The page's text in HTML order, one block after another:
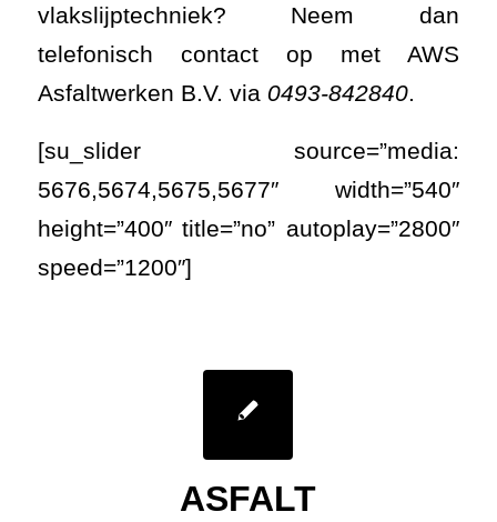
vlakslijptechniek? Neem dan
telefonisch contact op met AWS
Asfaltwerken B.V. via 0493-842840.
[su_slider source=”media:
5676,5674,5675,5677″ width=”540″
height=”400″ title=”no” autoplay=”2800″
speed=”1200″]
ASFALT